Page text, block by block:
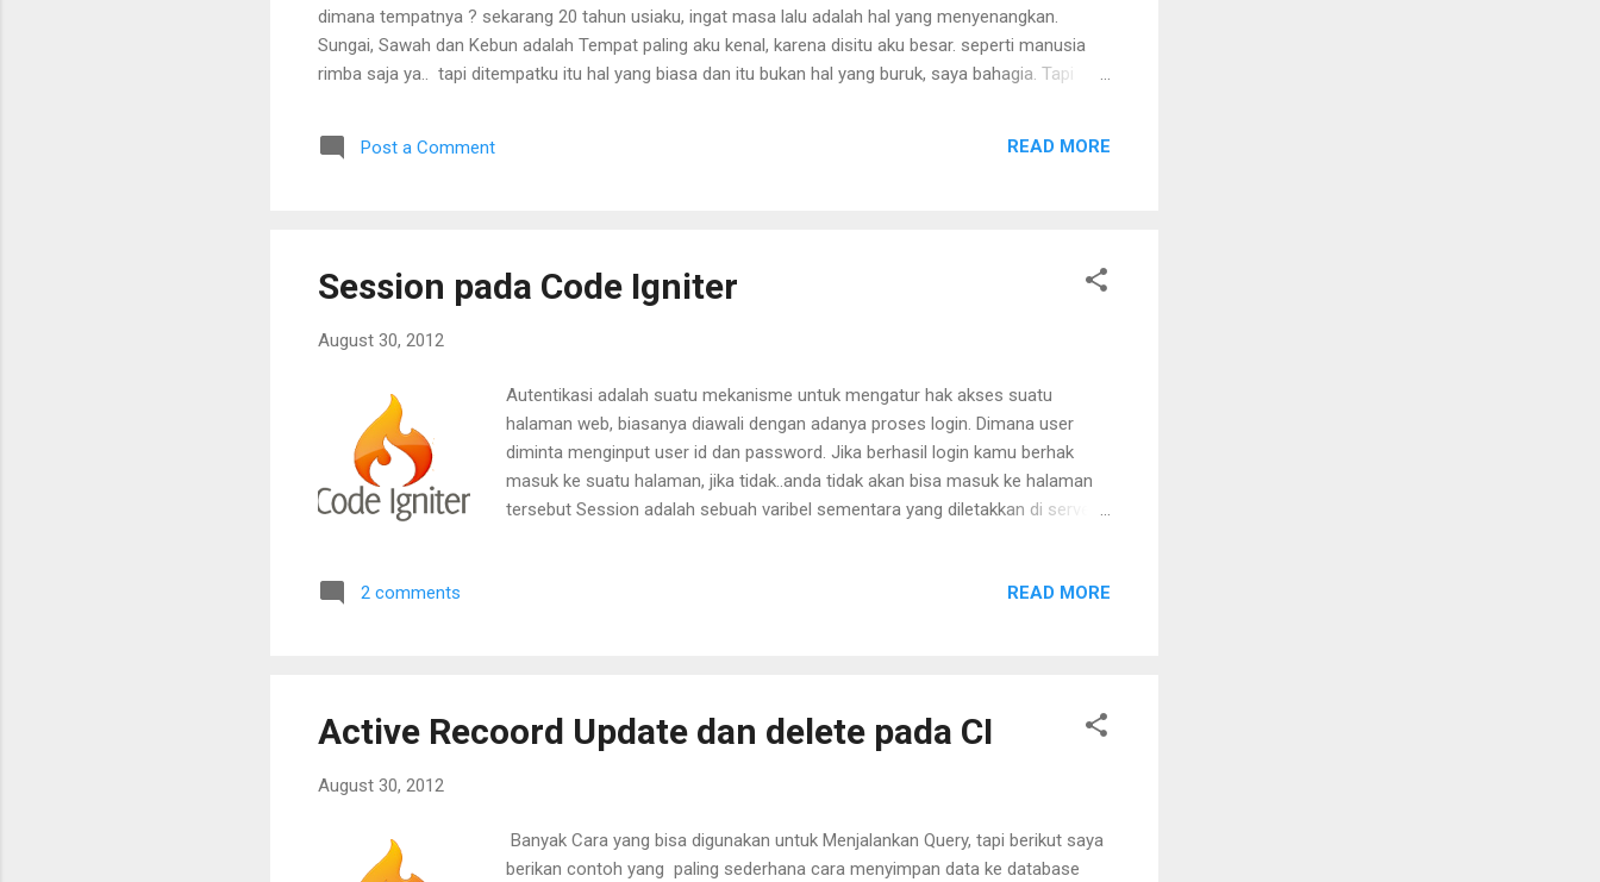
dimana tempatnya ? sekarang 20 tahun usiaku, ingat masa lalu adalah hal yang menyenangkan.
Sungai, Sawah dan Kebun adalah Tempat paling aku kenal, karena disitu aku besar. seperti manusia
rimba saja ya.. tapi ditempatku itu hal yang biasa dan itu bukan hal yang buruk, saya bahagia. Tapi
pastinya (Mimpi harus TInggi). atau jadi apa ya... yg jelas aku tak tau sedikitpun tentang Teknologi
entah itu Handphone Bahkan Koputer. Nonton TV aja dirumah temen, yang aku ingat saat itu setiap
Post a Comment READ MORE
Session pada Code Igniter
August 30, 2012
Autentikasi adalah suatu mekanisme untuk mengatur hak akses suatu
halaman web, biasanya diawali dengan adanya proses login. Dimana user
diminta menginput user id dan password. Jika berhasil login kamu berhak
masuk ke suatu halaman, jika tidak..anda tidak akan bisa masuk ke halaman
tersebut Session adalah sebuah varibel sementara yang diletakkan di server.
browser. Sebelum kamu menggunakan fungsi – fungsi tentang session di CI
menggunakan arra : $newdata = array( ...
2 comments READ MORE
Active Recoord Update dan delete pada CI
August 30, 2012
Banyak Cara yang bisa digunakan untuk Menjalankan Query, tapi berikut saya
berikan contoh yang paling sederhana cara menyimpan data ke database